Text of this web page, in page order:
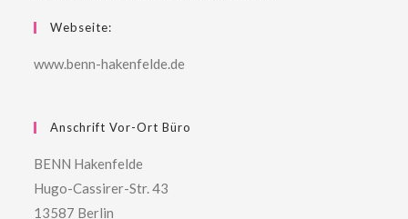
Webseite:
www.benn-hakenfelde.de
Anschrift Vor-Ort Büro
BENN Hakenfelde
Hugo-Cassirer-Str. 43
13587 Berlin